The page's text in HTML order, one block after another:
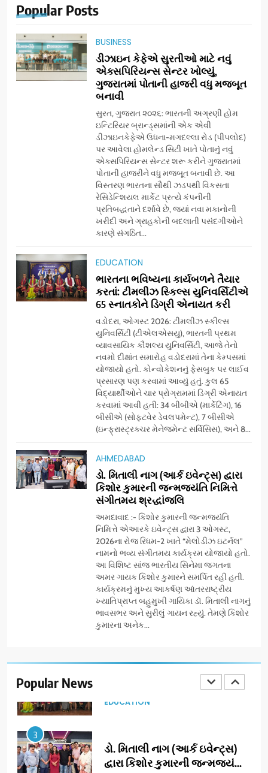
Popular Posts
BUSINESS
ડીઝાઇન કેફેએ સુરતીઓ માટે નવું
એક્સપિરિયન્સ સેન્ટર ખોલ્યું,
ગુજરાતમાં પોતાની હાજરી વધુ મજબૂત
બનાવી
સુરત, ગુજરાત ૨૦૨૬: ભારતની અગ્રણી હોમ
ઇન્ટિરિયર બ્રાન્ડ્સમાંની એક એવી
ડીઝાઇનકેફેએ ઉધના-મગદલ્લા રોડ (પીપલોદ)
પર આવેલા હોમલેન્ડ સિટી ખાતે પોતાનું નવું
એક્સપિરિયન્સ સેન્ટર શરૂ કરીને ગુજરાતમાં
પોતાની હાજરીને વધુ મજબૂત બનાવી છે. આ
વિસ્તરણ ભારતના સૌથી ઝડપથી વિકસતા
રેસિડેન્શિયલ માર્કેટ પ્રત્યે કંપનીની
પ્રતિબદ્ધતાને દર્શાવે છે, જ્યાં નવા મકાનોની
ખરીદી અને ગ્રાહકોની બદલાતી પસંદગીઓને
કારણે સંગઠિત...
EDUCATION
ભારતના ભવિષ્યના કાર્યબળને તૈયાર
કરતાં: ટીમલીઝ સ્કિલ્સ યુનિવર્સિટીએ
65 સ્નાતકોને ડિગ્રી એનાયત કરી
વડોદરા, ઓગસ્ટ 2026: ટીમલીઝ સ્કીલ્સ
યુનિવર્સિટી (ટીએલએસયુ), ભારતની પ્રથમ
વ્યાવસાયિક કૌશલ્ય યુનિવર્સિટી, આજે તેનો
નવમો દીક્ષાંત સમારોહ વડોદરામાં તેના કેમ્પસમાં
યોજાયો હતો. કોન્વોકેશનનું ફેસબુક પર લાઈવ
પ્રસારણ પણ કરવામાં આવ્યું હતું. કુલ 65
વિદ્યાર્થીઓને ચાર પ્રોગ્રામમાં ડિગ્રી એનાયત
કરવામાં આવી હતી: 34 બીબીએ (માર્કેટિંગ), 16
બીસીએ (સોફ્ટવેર ડેવલપમેન્ટ), 7 બીસીએ
(ઇન્ફ્રાસ્ટ્રક્ચર મેનેજમેન્ટ સર્વિસિસ), અને 8...
AHMEDABAD
ડો. મિતાલી નાગ (આર્ક ઇવેન્ટ્સ) દ્વારા
કિશોર કુમારની જન્મજયંતિ નિમિત્તે
સંગીતમય શ્રદ્ધાંજલિ
અમદાવાદ :- કિશોર કુમારની જન્મજયંતિ
નિમિત્તે એઆરકે ઇવેન્ટ્સ દ્વારા 3 ઓગસ્ટ,
2026ના રોજ રિધમ-2 ખાતે “મેલોડીઝ ઇટર્નલ”
નામનો ભવ્ય સંગીતમય કાર્યક્રમ યોજાયો હતો.
આ વિશિષ્ટ સાંજ ભારતીય સિનેમા જગતના
અમર ગાયક કિશોર કુમારને સમર્પિત રહી હતી.
કાર્યક્રમનું મુખ્ય આકર્ષણ આંતરરાષ્ટ્રીય
ખ્યાતિપ્રાપ્ત બહુમુખી ગાયિકા ડૉ. મિતાલી નાગનું
ભાવસભર અને સુરીલું ગાયન રહ્યું. તેમણે કિશોર
કુમારના અનેક...
Popular News
કોન્ક્લેવ 2026’માં ઈન્ટરનેશનલ
ટેરોટ રીડર પુનિતજી લુલ્લા એ ટેરોટ
કાર્ડ રીડિંગ અંગે માહિતી આપી
AHMEDABAD
ગ્લોબલ એક્સેલન્સ ફોરમ દ્વારા
નેશનલ લીડરશિપ કોન્કલેવ તથા
ભારત સમ્માન ૨૦૨૬નો ભવ્ય અને
પ્રતિષ્ઠિત કાર્યક્રમ નવી દિલ્હીમાં
સફળતાપૂર્વક યોજાયો
BUSINESS
સેમસંગ વિશ્વ યુવા કૌશલ્ય
દિવસની ઉજવણી કરે છે, સેમસંગ
દોસ્ત કૌશલ્ય વિકાસ કાર્યક્રમના
30 ટોચના પ્રતિભાશાળી
વિદ્યાર્થીઓનું સન્માન કરે છે
8
આયુદા ઓર્ગેનિક્સ દ્વારા
ગુજરાતના 5 શહેરોમાં રિટેલ સ્ટોર્સ
અને ગીર ગાયના વૈદિક વલોણા ઘી-
દૂધની શુદ્ધ સેવાઓ સાથે વ્યાપક
વિસ્તરણ
BUSINESS
ડીઝાઇન કેફેએ સુરતીઓ માટે નવું
એક્સપિરિયન્સ સેન્ટર ખોલ્યું,
ગુજરાતમાં પોતાની હાજરી વધુ
મજબૂત બનાવી
BUSINESS
તૈયાર કરતાં: ટીમલીઝ સ્કિલ્સ
યુનિવર્સિટીએ 65 સ્નાતકોને ડિગ્રી
3
દ્વારા કિશોર કુમારની જન્મજયંતિ
નિમિત્તે સંગીતમય શ્રદ્ધાંજલિ
AHMEDABAD